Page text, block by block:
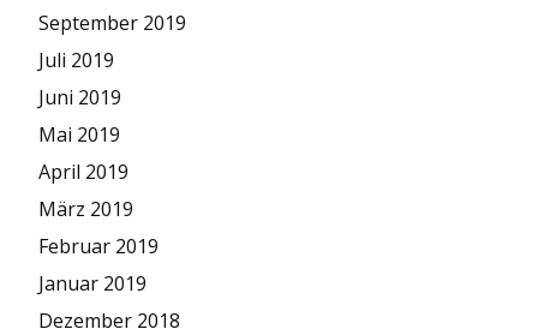
September 2019
Juli 2019
Juni 2019
Mai 2019
April 2019
März 2019
Februar 2019
Januar 2019
Dezember 2018